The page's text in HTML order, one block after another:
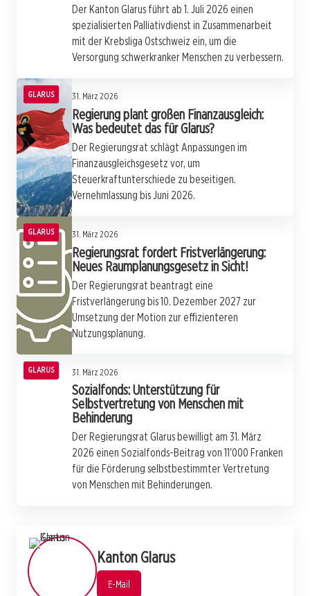
Der Kanton Glarus führt ab 1. Juli 2026 einen
spezialisierten Palliativdienst in Zusammenarbeit
mit der Krebsliga Ostschweiz ein, um die
Versorgung schwerkranker Menschen zu verbessern.
GLARUS 31. März 2026
Regierung plant großen Finanzausgleich:
Was bedeutet das für Glarus?
Der Regierungsrat schlägt Anpassungen im
Finanzausgleichsgesetz vor, um
Steuerkraftunterschiede zu beseitigen.
Vernehmlassung bis Juni 2026.
GLARUS 31. März 2026
Regierungsrat fordert Fristverlängerung:
Neues Raumplanungsgesetz in Sicht!
Der Regierungsrat beantragt eine
Fristverlängerung bis 10. Dezember 2027 zur
Umsetzung der Motion zur effizienteren
Nutzungsplanung.
GLARUS 31. März 2026
Sozialfonds: Unterstützung für
Selbstvertretung von Menschen mit
Behinderung
Der Regierungsrat Glarus bewilligt am 31. März
2026 einen Sozialfonds-Beitrag von 11'000 Franken
für die Förderung selbstbestimmter Vertretung
von Menschen mit Behinderungen.
Kanton Glarus
E-Mail